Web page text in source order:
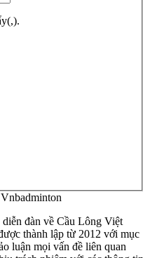
đàn về Cầu Lông Việt
thành lập từ 2012 với mục
luận mọi vấn đề liên quan